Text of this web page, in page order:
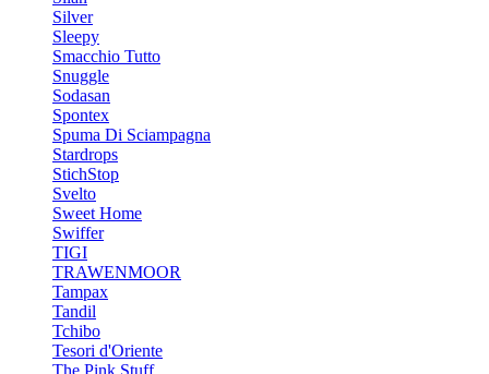
Silver
Sleepy
Smacchio Tutto
Snuggle
Sodasan
Spontex
Spuma Di Sciampagna
Stardrops
StichStop
Svelto
Sweet Home
Swiffer
TIGI
TRAWENMOOR
Tampax
Tandil
Tchibo
Tesori d'Oriente
The Pink Stuff